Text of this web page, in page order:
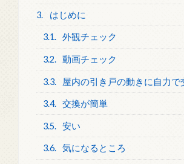
3. はじめに
3.1. 外観チェック
3.2. 動画チェック
3.3. 屋内の引き戸の動きに自力で
3.4. 交換が簡単
3.5. 安い
3.6. 気になるところ